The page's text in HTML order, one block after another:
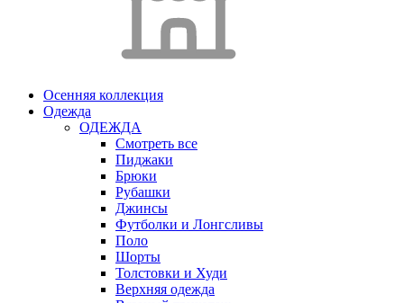
Осенняя коллекция
Одежда
ОДЕЖДА
Смотреть все
Пиджаки
Брюки
Рубашки
Джинсы
Футболки и Лонгсливы
Поло
Шорты
Толстовки и Худи
Верхняя одежда